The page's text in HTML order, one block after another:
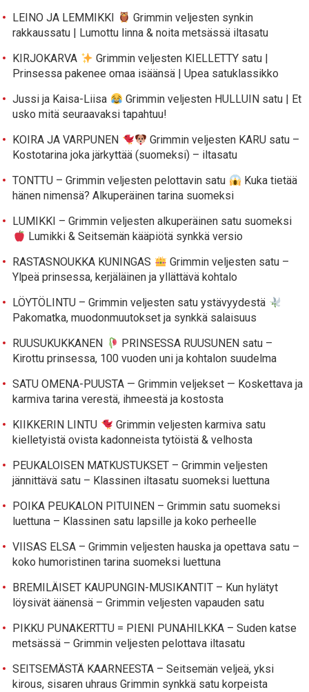
LEINO JA LEMMIKKI
Grimmin veljesten synkin
rakkaussatu | Lumottu linna & noita metsässä iltasatu
KIRJOKARVA
Grimmin veljesten KIELLETTY satu |
Prinsessa pakenee omaa isäänsä | Upea satuklassikko
Jussi ja Kaisa-Liisa
Grimmin veljesten HULLUIN satu | Et
usko mitä seuraavaksi tapahtuu!
KOIRA JA VARPUNEN
Grimmin veljesten KARU satu –
Kostotarina joka järkyttää (suomeksi) – iltasatu
TONTTU – Grimmin veljesten pelottavin satu
Kuka tietää
hänen nimensä? Alkuperäinen tarina suomeksi
LUMIKKI – Grimmin veljesten alkuperäinen satu suomeksi
Lumikki & Seitsemän kääpiötä synkkä versio
RASTASNOUKKA KUNINGAS
Grimmin veljesten satu –
Ylpeä prinsessa, kerjäläinen ja yllättävä kohtalo
LÖYTÖLINTU – Grimmin veljesten satu ystävyydestä
Pakomatka, muodonmuutokset ja synkkä salaisuus
RUUSUKUKKANEN
PRINSESSA RUUSUNEN satu –
Kirottu prinsessa, 100 vuoden uni ja kohtalon suudelma
SATU OMENA-PUUSTA — Grimmin veljekset — Koskettava ja
karmiva tarina verestä, ihmeestä ja kostosta
KIIKKERIN LINTU
Grimmin veljesten karmiva satu
kielletyistä ovista kadonneista tytöistä & velhosta
PEUKALOISEN MATKUSTUKSET – Grimmin veljesten
jännittävä satu – Klassinen iltasatu suomeksi luettuna
POIKA PEUKALON PITUINEN – Grimmin satu suomeksi
luettuna – Klassinen satu lapsille ja koko perheelle
VIISAS ELSA – Grimmin veljesten hauska ja opettava satu –
koko humoristinen tarina suomeksi luettuna
BREMILÄISET KAUPUNGIN-MUSIKANTIT – Kun hylätyt
löysivät äänensä – Grimmin veljesten vapauden satu
PIKKU PUNAKERTTU = PIENI PUNAHILKKA – Suden katse
metsässä – Grimmin veljesten pelottava iltasatu
SEITSEMÄSTÄ KAARNEESTA – Seitsemän veljeä, yksi
kirous, sisaren uhraus Grimmin synkkä satu korpeista